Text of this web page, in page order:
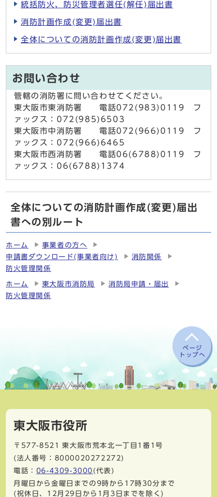
統括防火、防災管理者選任(解任)届出書
消防計画作成(変更)届出書
全体についての消防計画作成(変更)届出書
お問い合わせ
管轄の消防署に問い合わせてください。
東大阪市東消防署 電話072(983)0119 フ
ァックス：072(985)6503
東大阪市中消防署 電話072(966)0119 フ
ァックス：072(966)6465
東大阪市西消防署 電話06(6788)0119 フ
ァックス：06(6788)1374
全体についての消防計画作成(変更)届出
書への別ルート
ホーム
事業者の方へ
申請書ダウンロード(事業者向け)
消防関係
防火管理関係
ホーム 東大阪市消防局
消防局申請・届出
防火管理関係
ページ
トップへ
東大阪市役所
〒577-8521
東大阪市荒本北一丁目1番1号
(法人番号：8000020272272)
電話： 06-4309-3000 (代表)
月曜日から金曜日までの9時から17時30分まで
(祝休日、12月29日から1月3日までを除く)